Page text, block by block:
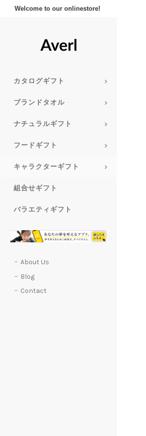
Welcome to our onlinestore!
カタログギフト
ブランドタオル
ナチュラルギフト
フードギフト
キャラクターギフト
組合せギフト
バラエティギフト
About Us
Blog
Contact